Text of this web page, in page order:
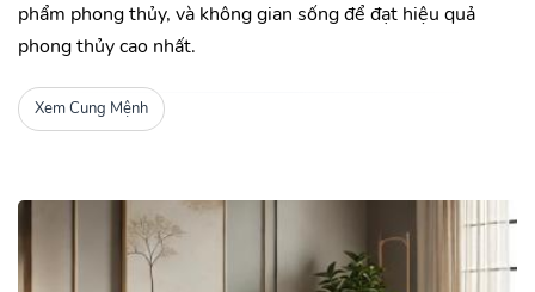
phẩm phong thủy, và không gian sống để đạt hiệu quả
phong thủy cao nhất.
Xem Cung Mệnh